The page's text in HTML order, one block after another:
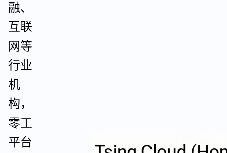
融、
互联
网等
行业
机
构，
零工
平台